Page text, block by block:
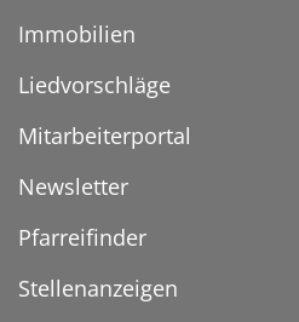
Immobilien
Liedvorschläge
Mitarbeiterportal
Newsletter
Pfarreifinder
Stellenanzeigen